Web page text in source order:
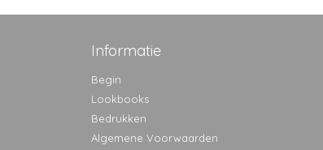
Informatie
Begin
Lookbooks
Bedrukken
Algemene Voorwaarden